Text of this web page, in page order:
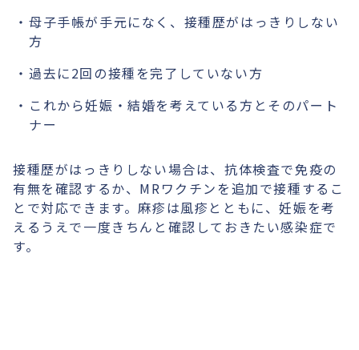
母子手帳が手元になく、接種歴がはっきりしない
方
過去に2回の接種を完了していない方
これから妊娠・結婚を考えている方とそのパート
ナー
接種歴がはっきりしない場合は、抗体検査で免疫の
有無を確認するか、MRワクチンを追加で接種するこ
とで対応できます。麻疹は風疹とともに、妊娠を考
えるうえで一度きちんと確認しておきたい感染症で
す。